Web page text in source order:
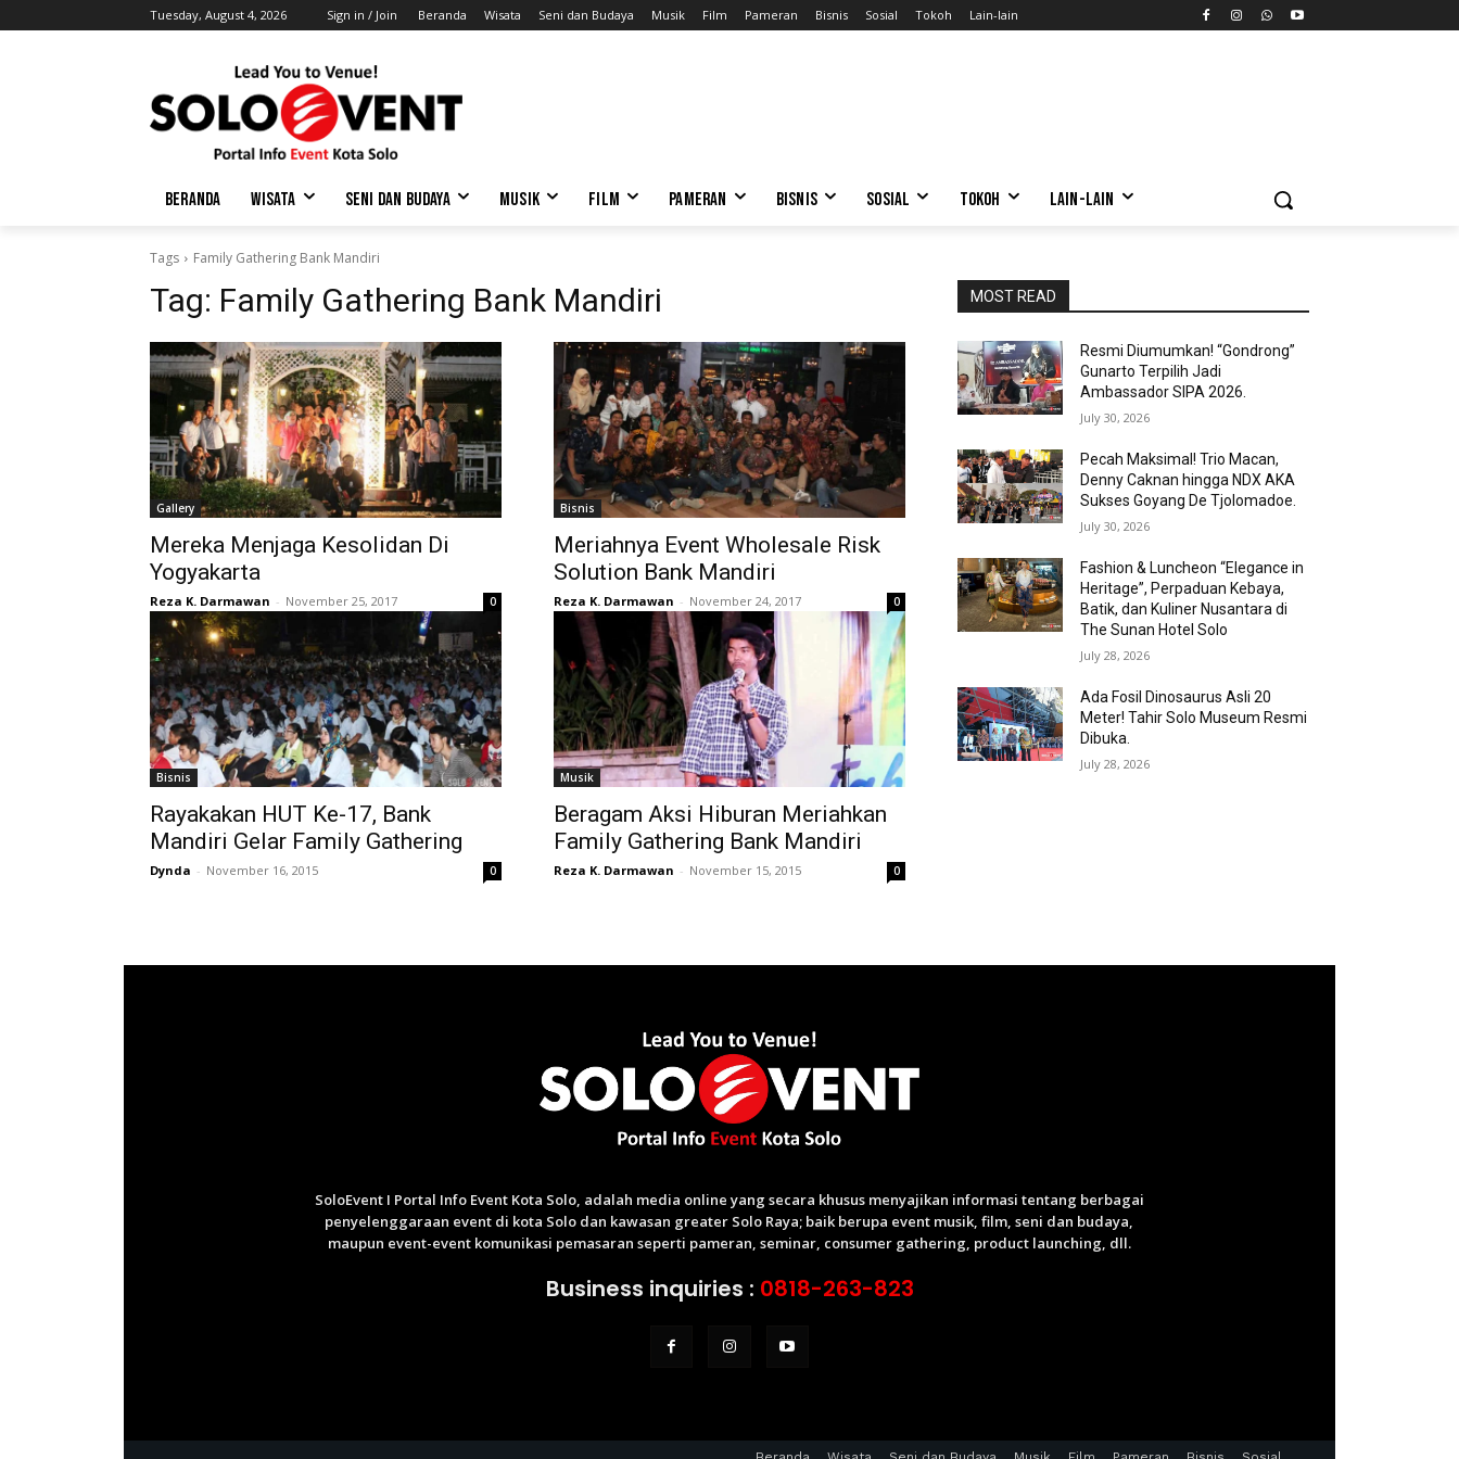
Tuesday, August 4, 2026 Sign in / Join Beranda Wisata Seni dan Budaya Musik Film Pameran Bisnis Sosial Tokoh Lain-lain
BERANDA WISATA SENI DAN BUDAYA MUSIK FILM PAMERAN BISNIS SOSIAL TOKOH LAIN-LAIN
Tags Family Gathering Bank Mandiri
Tag: Family Gathering Bank Mandiri
Gallery
Mereka Menjaga Kesolidan Di
Yogyakarta
Reza K. Darmawan - November 25, 2017 0
Bisnis
Meriahnya Event Wholesale Risk
Solution Bank Mandiri
Reza K. Darmawan - November 24, 2017 0
Bisnis
Rayakakan HUT Ke-17, Bank
Mandiri Gelar Family Gathering
Dynda - November 16, 2015 0
Musik
Beragam Aksi Hiburan Meriahkan
Family Gathering Bank Mandiri
Reza K. Darmawan - November 15, 2015 0
MOST READ
Resmi Diumumkan! “Gondrong”
Gunarto Terpilih Jadi
Ambassador SIPA 2026.
July 30, 2026
Pecah Maksimal! Trio Macan,
Denny Caknan hingga NDX AKA
Sukses Goyang De Tjolomadoe.
July 30, 2026
Fashion & Luncheon “Elegance in
Heritage”, Perpaduan Kebaya,
Batik, dan Kuliner Nusantara di
The Sunan Hotel Solo
July 28, 2026
Ada Fosil Dinosaurus Asli 20
Meter! Tahir Solo Museum Resmi
Dibuka.
July 28, 2026
SoloEvent I Portal Info Event Kota Solo, adalah media online yang secara khusus menyajikan informasi tentang berbagai
penyelenggaraan event di kota Solo dan kawasan greater Solo Raya; baik berupa event musik, film, seni dan budaya,
maupun event-event komunikasi pemasaran seperti pameran, seminar, consumer gathering, product launching, dll.
Business inquiries : 0818-263-823